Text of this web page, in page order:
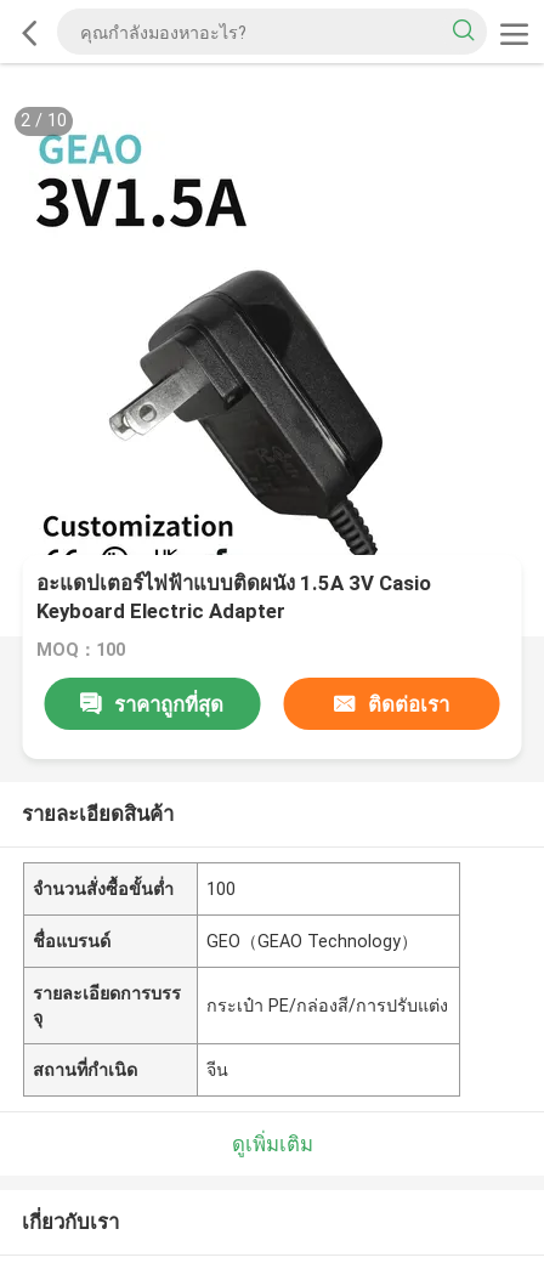
2/ 10
อะแดปเตอร์ไฟฟ้าแบบติดผนัง 1.5A 3V Casio
Keyboard Electric Adapter
MOQ：100
ราคาถูกที่สุด ติดต่อเรา
รายละเอียดสินค้า
จำนวนสั่งซื้อขั้นต่ำ 100
ชื่อแบรนด์ GEO（GEAO Technology）
รายละเอียดการบรร
จุ
กระเป๋า PE/กล่องสี/การปรับแต่ง
สถานที่กำเนิด จีน
ดูเพิ่มเติม
เกี่ยวกับเรา